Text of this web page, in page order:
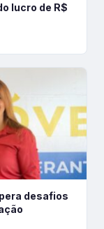
lucro de R$
desafios